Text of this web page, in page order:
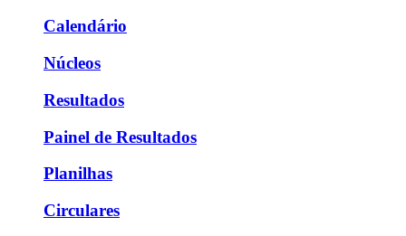
Calendário
Núcleos
Resultados
Painel de Resultados
Planilhas
Circulares